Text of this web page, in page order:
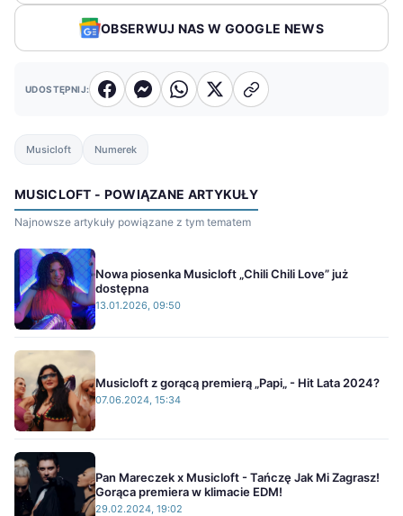
OBSERWUJ NAS W GOOGLE NEWS
UDOSTĘPNIJ:
Musicloft Numerek
MUSICLOFT - POWIĄZANE ARTYKUŁY
Najnowsze artykuły powiązane z tym tematem
Nowa piosenka Musicloft „Chili Chili Love” już
dostępna
13.01.2026, 09:50
Musicloft z gorącą premierą „Papi„ - Hit Lata 2024?
07.06.2024, 15:34
Pan Mareczek x Musicloft - Tańczę Jak Mi Zagrasz!
Gorąca premiera w klimacie EDM!
29.02.2024, 19:02